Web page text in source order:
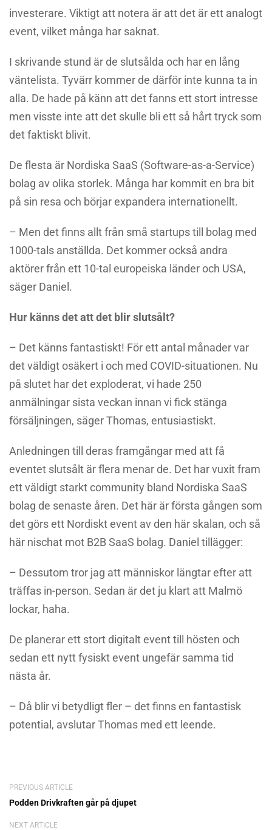
investerare. Viktigt att notera är att det är ett analogt
event, vilket många har saknat.
I skrivande stund är de slutsålda och har en lång
väntelista. Tyvärr kommer de därför inte kunna ta in
alla. De hade på känn att det fanns ett stort intresse
men visste inte att det skulle bli ett så hårt tryck som
det faktiskt blivit.
De flesta är Nordiska SaaS (Software-as-a-Service)
bolag av olika storlek. Många har kommit en bra bit
på sin resa och börjar expandera internationellt.
– Men det finns allt från små startups till bolag med
1000-tals anställda. Det kommer också andra
aktörer från ett 10-tal europeiska länder och USA,
säger Daniel.
Hur känns det att det blir slutsålt?
– Det känns fantastiskt! För ett antal månader var
det väldigt osäkert i och med COVID-situationen. Nu
på slutet har det exploderat, vi hade 250
anmälningar sista veckan innan vi fick stänga
försäljningen, säger Thomas, entusiastiskt.
Anledningen till deras framgångar med att få
eventet slutsålt är flera menar de. Det har vuxit fram
ett väldigt starkt community bland Nordiska SaaS
bolag de senaste åren. Det här är första gången som
det görs ett Nordiskt event av den här skalan, och så
här nischat mot B2B SaaS bolag. Daniel tillägger:
– Dessutom tror jag att människor längtar efter att
träffas in-person. Sedan är det ju klart att Malmö
lockar, haha.
De planerar ett stort digitalt event till hösten och
sedan ett nytt fysiskt event ungefär samma tid
nästa år.
– Då blir vi betydligt fler – det finns en fantastisk
potential, avslutar Thomas med ett leende.
PREVIOUS ARTICLE
Podden Drivkraften går på djupet
NEXT ARTICLE